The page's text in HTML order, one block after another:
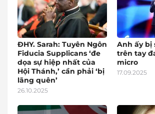
ĐHY. Sarah: Tuyên Ngôn
Fiducia Supplicans ‘đe
dọa sự hiệp nhất của
Hội Thánh,’ cần phải ‘bị
lãng quên’
26.10.2025
Anh ấy bị
trên tay
micro
17.09.2025